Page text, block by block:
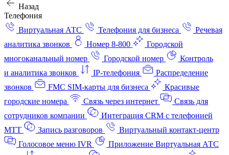
Назад
Телефония
Виртуальная АТС
Телефония для бизнеса
Речевая
аналитика звонков
Номер 8-800
Городской
многоканальный номер
Городской номер
Контроль
и аналитика звонков
IP-телефония
Распределение
звонков
FMC SIM-карты для бизнеса
Красивые
городские номера
Связь через интернет
Связь для
сотрудников компании
Интеграция CRM с телефонией
МТТ
Запись разговоров
Виртуальный контакт‑центр
Голосовое меню IVR
Приложение Виртуальная АТС